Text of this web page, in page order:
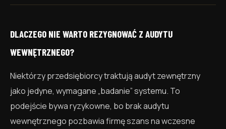
DLACZEGO NIE WARTO REZYGNOWAĆ Z AUDYTU
WEWNĘTRZNEGO?
Niektórzy przedsiębiorcy traktują audyt zewnętrzny
jako jedyne, wymagane „badanie” systemu. To
podejście bywa ryzykowne, bo brak audytu
wewnętrznego pozbawia firmę szans na wczesne